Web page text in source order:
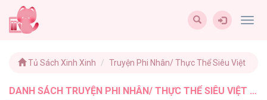
Tủ Sách Xinh Xinh Truyện Phi Nhân/ Thực Thể Siêu Việt
DANH SÁCH TRUYỆN PHI NHÂN/ THỰC THỂ SIÊU VIỆT MỚI NHẤT - TUSACHXINHXINH (1)